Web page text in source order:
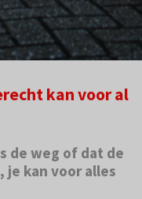
kan voor al
de weg of dat de
kan voor alles